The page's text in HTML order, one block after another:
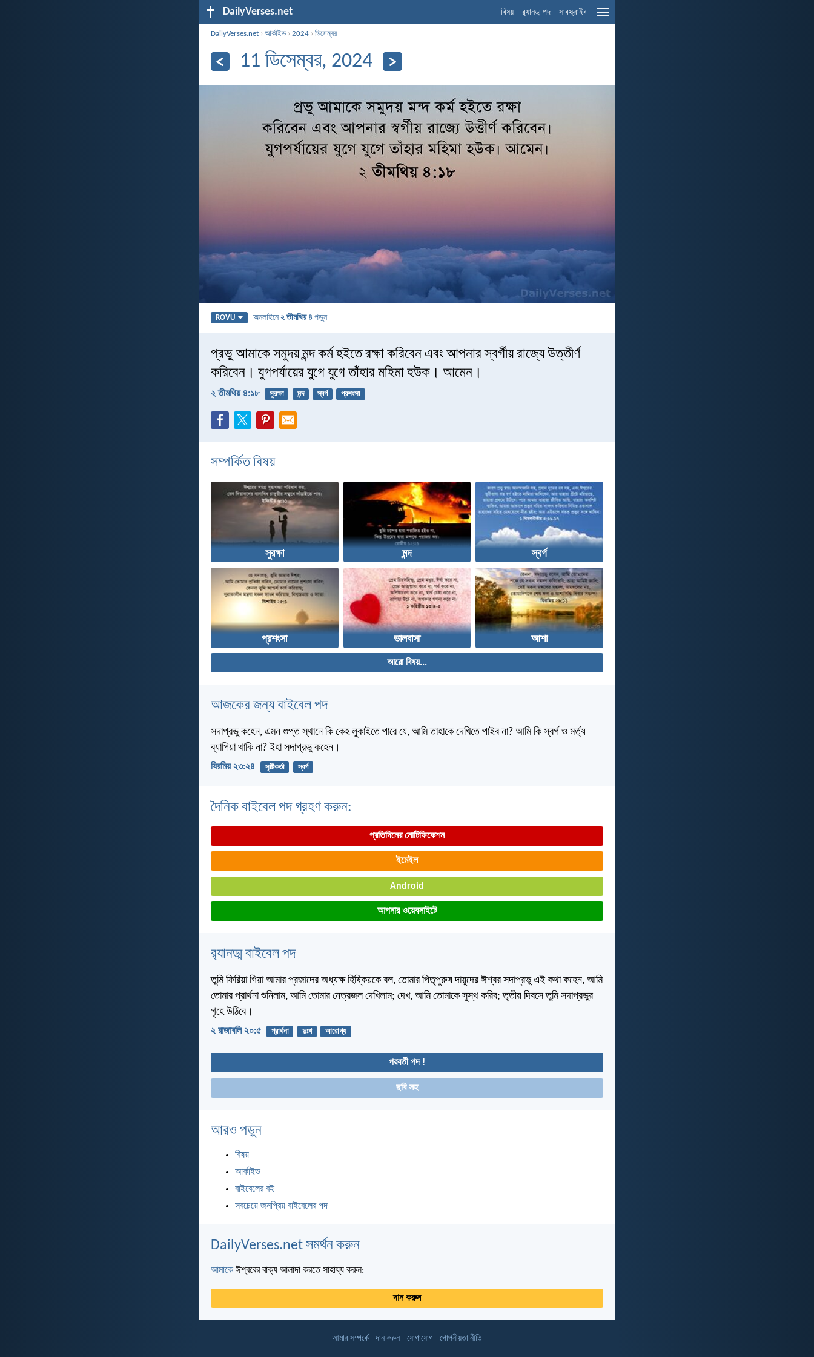
DailyVerses.net বিষয় র‌্যানড্ম পদ সাবস্ক্রাইব
DailyVerses.net ›আর্কাইভ›2024 ›ডিসেম্বর
11 ডিসেম্বর, 2024
ROVU অনলাইনে২ তীমথিয় ৪ পড়ুন
প্রভু আমাকে সমুদয় মন্দ কর্ম হইতে রক্ষা করিবেন এবং আপনার স্বর্গীয় রাজ্যে উত্তীর্ণ
করিবেন। যুগপর্যায়ের যুগে যুগে তাঁহার মহিমা হউক। আমেন।
২ তীমথিয় ৪:১৮ সুরক্ষা মন্দ স্বর্গ প্রশংসা
সম্পর্কিত বিষয়
সুরক্ষা মন্দ স্বর্গ
প্রশংসা ভালবাসা আশা
আরো বিষয়...
আজকের জন্য বাইবেল পদ
সদাপ্রভু কহেন, এমন গুপ্ত স্থানে কি কেহ লুকাইতে পারে যে, আমি তাহাকে দেখিতে পাইব না? আমি কি স্বর্গ ও মর্ত্য
ব্যাপিয়া থাকি না? ইহা সদাপ্রভু কহেন।
যিরমিয় ২৩:২৪ সৃষ্টিকর্তা স্বর্গ
দৈনিক বাইবেল পদ গ্রহণ করুন:
প্রতিদিনের নোটিফিকেশন
ইমেইল
Android
আপনার ওয়েবসাইটে
র‌্যানড্ম বাইবেল পদ
তুমি ফিরিয়া গিয়া আমার প্রজাদের অধ্যক্ষ হিষ্কিয়কে বল, তোমার পিতৃপুরুষ দায়ূদের ঈশ্বর সদাপ্রভু এই কথা কহেন, আমি
তোমার প্রার্থনা শুনিলাম, আমি তোমার নেত্রজল দেখিলাম; দেখ, আমি তোমাকে সুস্থ করিব; তৃতীয় দিবসে তুমি সদাপ্রভুর
গৃহে উঠিবে।
২ রাজাবলি ২০:৫ প্রার্থনা দুঃখ আরোগ্য
পরবর্তী পদ !
ছবি সহ
আরও পড়ুন
বিষয়
আর্কাইভ
বাইবেলের বই
সবচেয়ে জনপ্রিয় বাইবেলের পদ
DailyVerses.net সমর্থন করুন
আমাকে ঈশ্বরের বাক্য আলাদা করতে সাহায্য করুন:
দান করুন
আমার সম্পর্কে দান করুন যোগাযোগ গোপনীয়তা নীতি